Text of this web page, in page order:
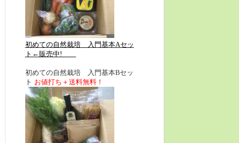
初めての自然栽培 入門基本Aセッ
ト←販売中!
初めての自然栽培 入門基本Bセッ
ト お値打ち＋送料無料！